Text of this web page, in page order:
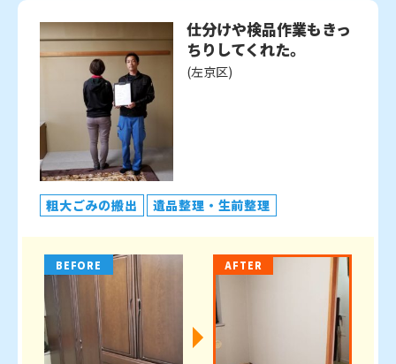
仕分けや検品作業もきっ
ちりしてくれた。
(左京区)
粗大ごみの搬出 遺品整理・生前整理
BEFORE AFTER